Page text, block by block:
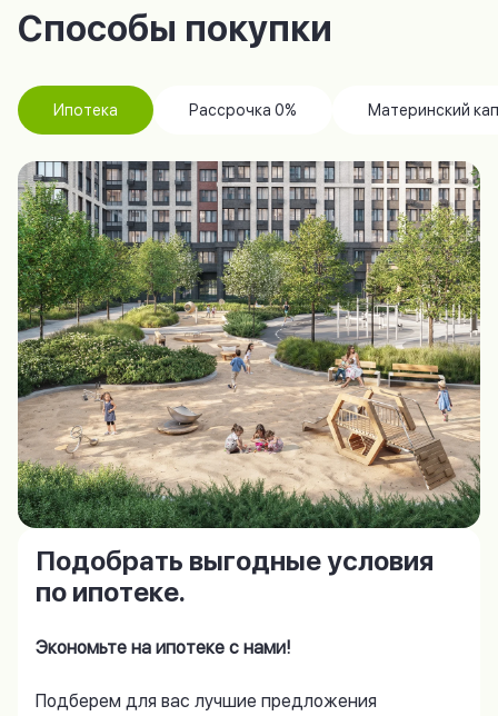
Способы покупки
Ипотека Рассрочка 0% Материнский
Подобрать выгодные условия
по ипотеке.
Экономьте на ипотеке с нами!
Подберем для вас лучшие предложения